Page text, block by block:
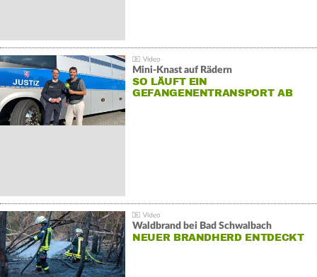
Mini-Knast auf Rädern
SO LÄUFT EIN
GEFANGENENTRANSPORT AB
Waldbrand bei Bad Schwalbach
NEUER BRANDHERD ENTDECKT